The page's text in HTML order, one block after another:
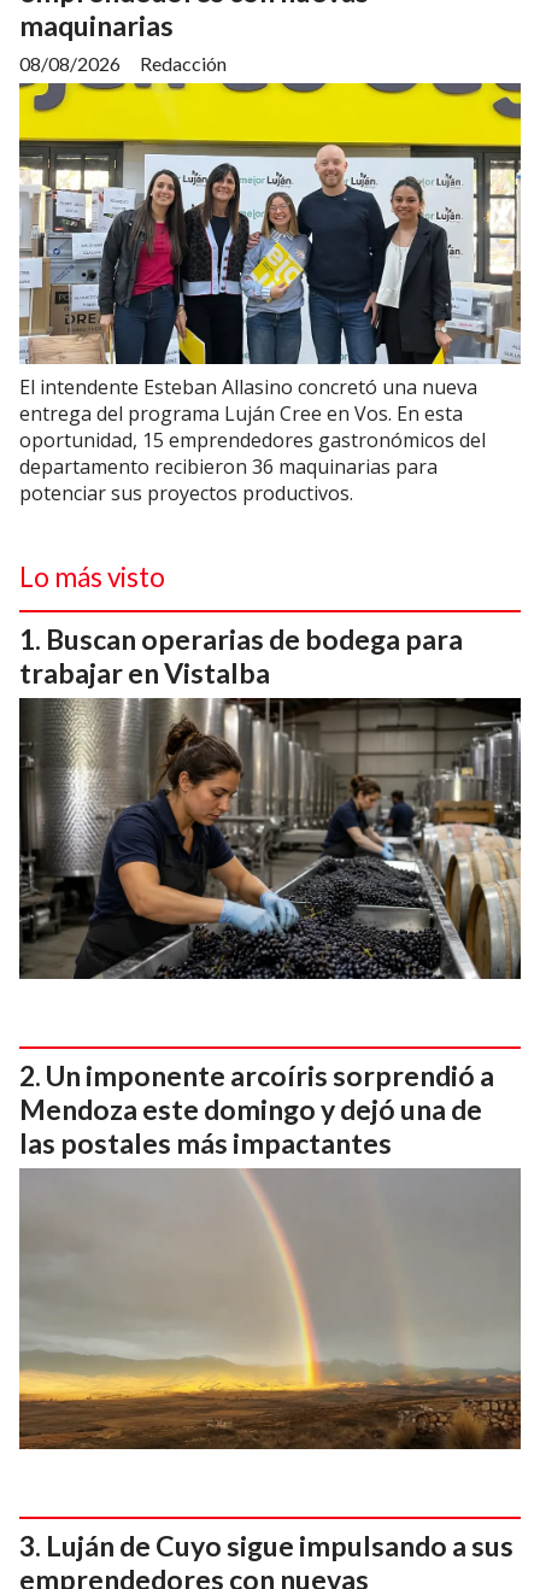
maquinarias
Redacción
08/08/2026
El intendente Esteban Allasino concretó una nueva
entrega del programa Luján Cree en Vos. En esta
oportunidad, 15 emprendedores gastronómicos del
departamento recibieron 36 maquinarias para
potenciar sus proyectos productivos.
Lo más visto
Buscan operarias de bodega para
trabajar en Vistalba
Un imponente arcoíris sorprendió a
Mendoza este domingo y dejó una de
las postales más impactantes
Luján de Cuyo sigue impulsando a sus
emprendedores con nuevas